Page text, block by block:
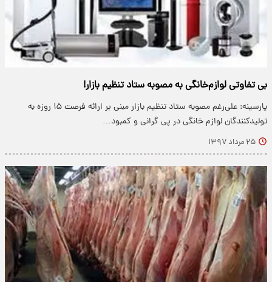
بی تفاوتی لوازم‌خانگی به مصوبه ستاد تنظیم بازار!
پارسینه: علی‌رغم مصوبه ستاد تنظیم بازار مبنی بر ارائه فرصت ۱۵ روزه به
تولیدکنندگان لوازم خانگی در پی گرانی و کمبود…
۲۵ مرداد ۱۳۹۷